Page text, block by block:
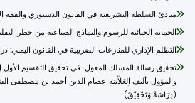
مبادئ السلطة التشريعية في القانون الدستوري والفقه
الحماية الجنائية للرسوم والنماذج الصناعية من خطر التقليد
التظلم الإداري للمنازعات الضريبية في القانون اليمني: دراسة
تحقيق رسالة المسلك المعول في تحقيق التقسيم الأول إلى
(دِرَاسَةٌ وَتَحْقِيْقٌ)